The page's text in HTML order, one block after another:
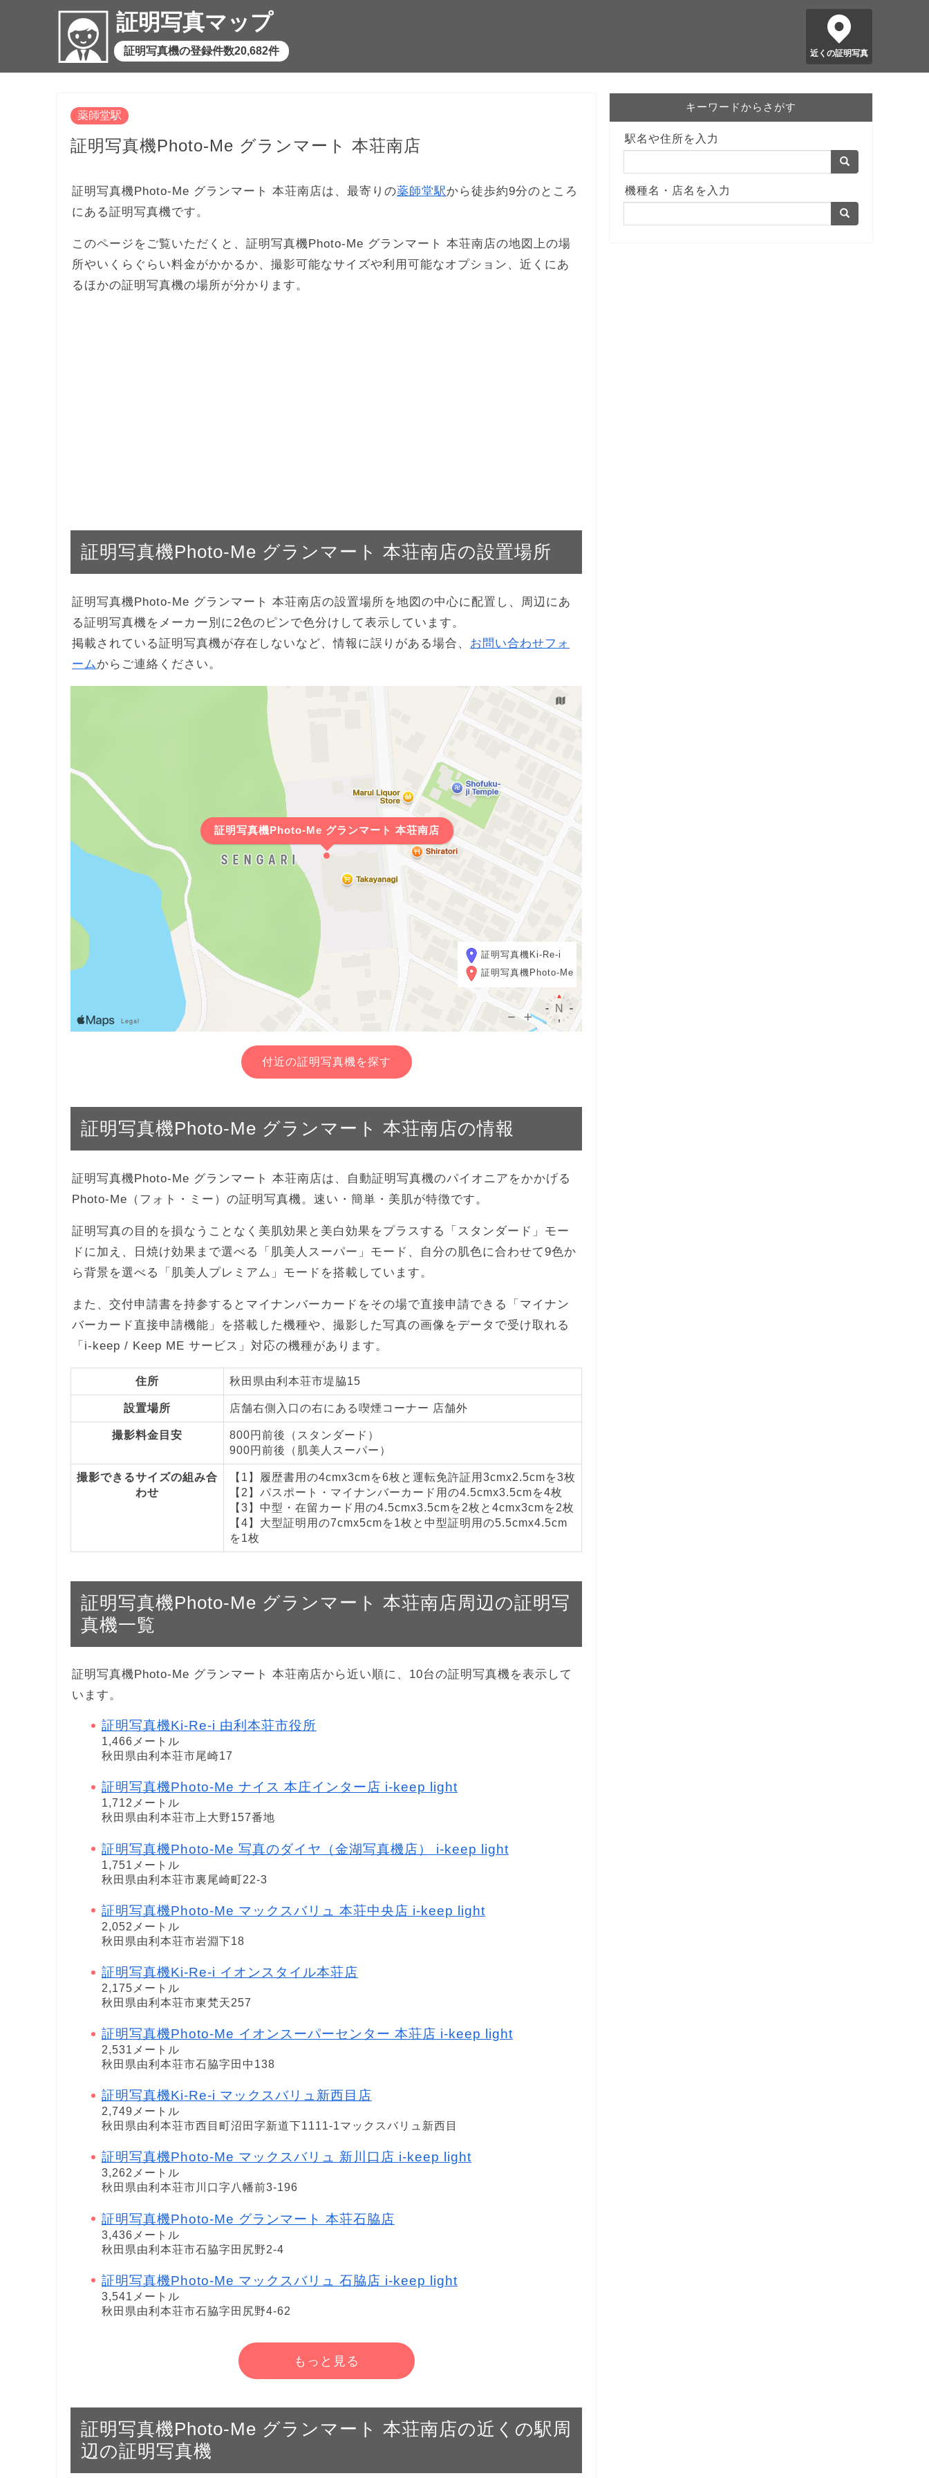
証明写真マップ
証明写真機の登録件数20,682件 近くの証明写真
薬師堂駅
証明写真機Photo-Me グランマート 本荘南店
証明写真機Photo-Me グランマート 本荘南店は、最寄りの薬師堂駅から徒歩約9分のところ
にある証明写真機です。
このページをご覧いただくと、証明写真機Photo-Me グランマート 本荘南店の地図上の場
所やいくらぐらい料金がかかるか、撮影可能なサイズや利用可能なオプション、近くにあ
るほかの証明写真機の場所が分かります。
証明写真機Photo-Me グランマート 本荘南店の設置場所
証明写真機Photo-Me グランマート 本荘南店の設置場所を地図の中心に配置し、周辺にあ
る証明写真機をメーカー別に2色のピンで色分けして表示しています。
掲載されている証明写真機が存在しないなど、情報に誤りがある場合、 お問い合わせフォ
ーム からご連絡ください。
証明写真機Photo-Me グランマート 本荘南店
証明写真機Ki-Re-i
証明写真機Photo-Me
付近の証明写真機を探す
証明写真機Photo-Me グランマート 本荘南店の情報
証明写真機Photo-Me グランマート 本荘南店は、自動証明写真機のパイオニアをかかげる
Photo-Me（フォト・ミー）の証明写真機。速い・簡単・美肌が特徴です。
証明写真の目的を損なうことなく美肌効果と美白効果をプラスする「スタンダード」モー
ドに加え、日焼け効果まで選べる「肌美人スーパー」モード、自分の肌色に合わせて9色か
ら背景を選べる「肌美人プレミアム」モードを搭載しています。
また、交付申請書を持参するとマイナンバーカードをその場で直接申請できる「マイナン
バーカード直接申請機能」を搭載した機種や、撮影した写真の画像をデータで受け取れる
「i-keep / Keep ME サービス」対応の機種があります。
住所 秋田県由利本荘市堤脇15
設置場所 店舗右側入口の右にある喫煙コーナー 店舗外
撮影料金目安
800円前後（スタンダード）
900円前後（肌美人スーパー）
撮影できるサイズの組み合
わせ
【1】履歴書用の4cmx3cmを6枚と運転免許証用3cmx2.5cmを3枚
【2】パスポート・マイナンバーカード用の4.5cmx3.5cmを4枚
【3】中型・在留カード用の4.5cmx3.5cmを2枚と4cmx3cmを2枚
【4】大型証明用の7cmx5cmを1枚と中型証明用の5.5cmx4.5cm
を1枚
証明写真機Photo-Me グランマート 本荘南店周辺の証明写
真機一覧
証明写真機Photo-Me グランマート 本荘南店から近い順に、10台の証明写真機を表示して
います。
証明写真機Ki-Re-i 由利本荘市役所
1,466メートル
秋田県由利本荘市尾崎17
証明写真機Photo-Me ナイス 本庄インター店 i-keep light
1,712メートル
秋田県由利本荘市上大野157番地
証明写真機Photo-Me 写真のダイヤ（金湖写真機店） i-keep light
1,751メートル
秋田県由利本荘市裏尾崎町22-3
証明写真機Photo-Me マックスバリュ 本荘中央店 i-keep light
2,052メートル
秋田県由利本荘市岩淵下18
証明写真機Ki-Re-i イオンスタイル本荘店
2,175メートル
秋田県由利本荘市東梵天257
証明写真機Photo-Me イオンスーパーセンター 本荘店 i-keep light
2,531メートル
秋田県由利本荘市石脇字田中138
証明写真機Ki-Re-i マックスバリュ新西目店
2,749メートル
秋田県由利本荘市西目町沼田字新道下1111-1マックスバリュ新西目
証明写真機Photo-Me マックスバリュ 新川口店 i-keep light
3,262メートル
秋田県由利本荘市川口字八幡前3-196
証明写真機Photo-Me グランマート 本荘石脇店
3,436メートル
秋田県由利本荘市石脇字田尻野2-4
証明写真機Photo-Me マックスバリュ 石脇店 i-keep light
3,541メートル
秋田県由利本荘市石脇字田尻野4-62
もっと見る
証明写真機Photo-Me グランマート 本荘南店の近くの駅周
辺の証明写真機
キーワードからさがす
駅名や住所を入力
機種名・店名を入力